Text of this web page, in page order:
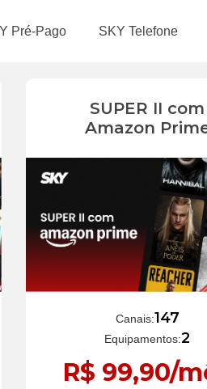
Pré-Pago SKY Telefone
SUPER II com
Amazon
Canais:147
Equipamentos:2
R$ 99,90/